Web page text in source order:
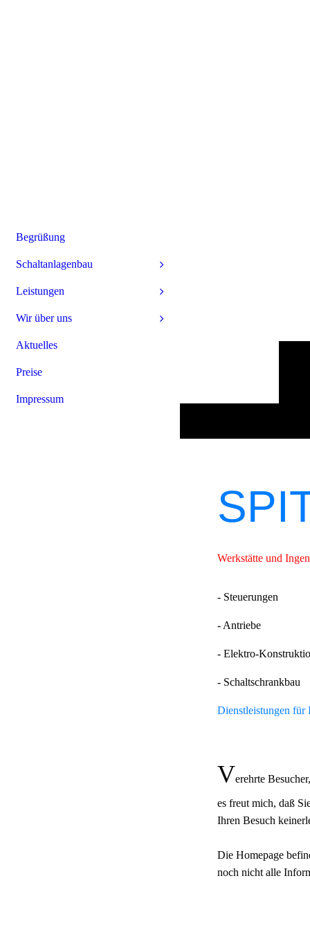
Werkstätte und
- Steuerungen
- Antriebe
- Elektro-
- Schaltschrankbau
Dienstleistungen für
Verehrte
es freut mich, daß
Ihren Besuch
Die Homepage
noch nicht alle
Begrüßung
Schaltanlagenbau
Leistungen
Wir über uns
Aktuelles
Preise
Impressum